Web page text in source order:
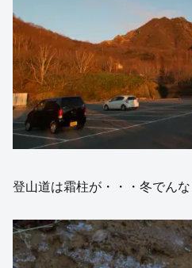
登山道は霜柱が・・・冬でんな